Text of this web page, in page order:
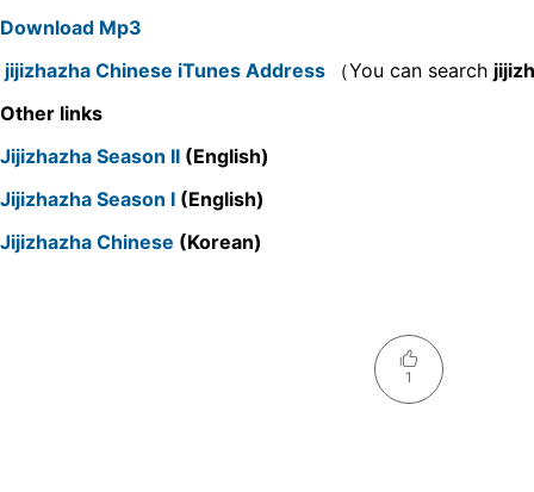
Download Mp3
jijizhazha Chinese iTunes Address
（You can search
Other links
Jijizhazha Season II (English)
Jijizhazha Season I (English)
Jijizhazha Chinese (Korean)
1